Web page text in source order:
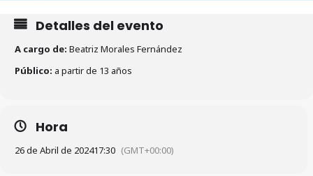
Detalles del evento
A cargo de: Beatriz Morales Fernández
Público: a partir de 13 años
Hora
26 de Abril de 202417:30 (GMT+00:00)